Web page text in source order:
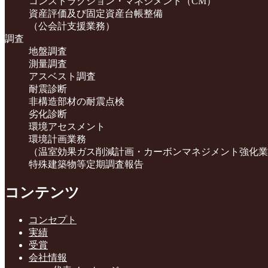
資産評価及び固定資産台帳整備
（公会計支援業務）
調査
地盤調査
測量調査
アスベスト調査
耐震診断
非構造部材の耐震点検
劣化診断
環境アセスメント
環境計画業務
（温室効果ガス削減計画・カーボンマネジメント強化
特殊建築物等定期調査報告
コンテンツ
コンセプト
実績
受賞
会社情報